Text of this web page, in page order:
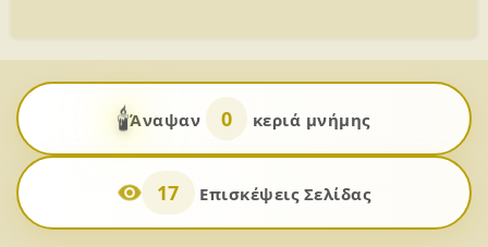
🕯️Άναψαν 0 κεριά μνήμης
17 Επισκέψεις Σελίδας